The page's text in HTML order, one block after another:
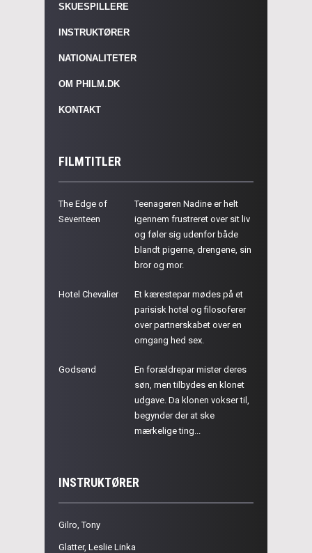
SKUESPILLERE
INSTRUKTØRER
NATIONALITETER
OM PHILM.DK
KONTAKT
FILMTITLER
The Edge of
Seventeen
Teenageren Nadine er helt
igennem frustreret over sit liv
og føler sig udenfor både
blandt pigerne, drengene, sin
bror og mor.
Hotel Chevalier
Et kærestepar mødes på et
parisisk hotel og filosoferer
over partnerskabet over en
omgang hed sex.
Godsend
En forældrepar mister deres
søn, men tilbydes en klonet
udgave. Da klonen vokser til,
begynder der at ske
mærkelige ting...
INSTRUKTØRER
Gilro, Tony
Glatter, Leslie Linka